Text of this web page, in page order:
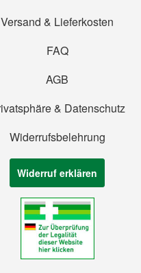
Versand & Lieferkosten
FAQ
AGB
& Datenschutz
Widerrufsbelehrung
Widerruf erklären